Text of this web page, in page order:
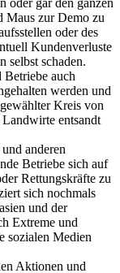
Maus zur Demo zu
oder des
Kundenverluste
selbst schaden.
auch
werden und
Kreis von
entsandt
anderen
Betriebe sich auf
Rettungskräfte zu
sich nochmals
und der
Extreme und
sozialen Medien
Aktionen und